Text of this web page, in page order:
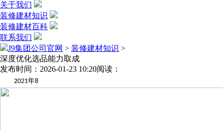
关于我们
装修建材知识
装修建材百科
联系我们
J9集团公司官网 > 装修建材知识 >
深度优化选品能力取成
发布时间：2026-01-23 10:20阅读：
2021年8